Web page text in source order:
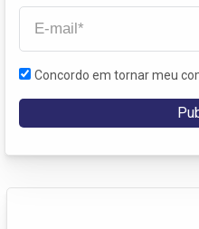
Concordo em tornar meu